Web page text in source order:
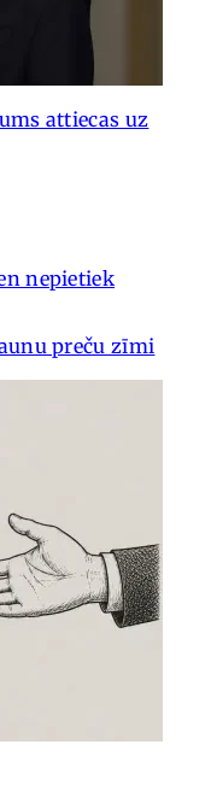
attiecas uz
nepietiek
preču zīmi